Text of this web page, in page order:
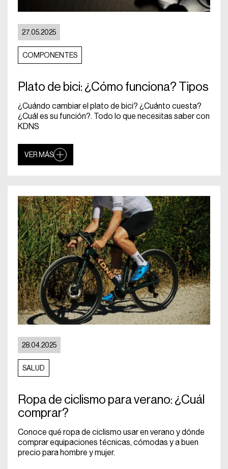
27.05.2025
COMPONENTES
Plato de bici: ¿Cómo funciona? Tipos
¿Cuándo cambiar el plato de bici? ¿Cuánto cuesta?
¿Cuál es su función?. Todo lo que necesitas saber con
KDNS
VER MÁS
28.04.2025
SALUD
Ropa de ciclismo para verano: ¿Cuál
comprar?
Conoce qué ropa de ciclismo usar en verano y dónde
comprar equipaciones técnicas, cómodas y a buen
precio para hombre y mujer.